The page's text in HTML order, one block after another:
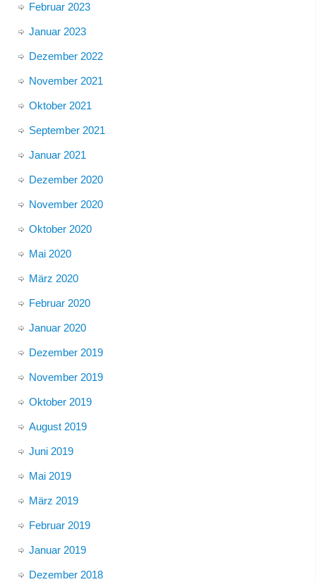
Februar 2023
Januar 2023
Dezember 2022
November 2021
Oktober 2021
September 2021
Januar 2021
Dezember 2020
November 2020
Oktober 2020
Mai 2020
März 2020
Februar 2020
Januar 2020
Dezember 2019
November 2019
Oktober 2019
August 2019
Juni 2019
Mai 2019
März 2019
Februar 2019
Januar 2019
Dezember 2018